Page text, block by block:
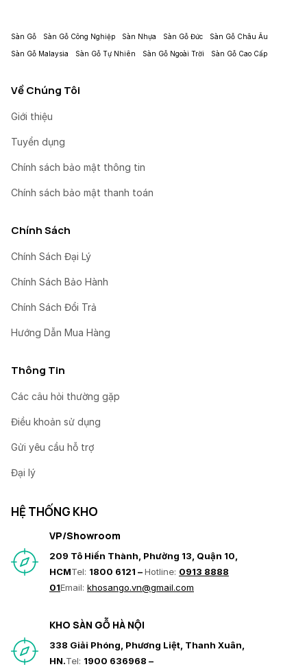
Sàn Gỗ Sàn Gỗ Công Nghiệp Sàn Nhựa Sàn Gỗ Đức Sàn Gỗ Châu Âu
Sàn Gỗ Malaysia Sàn Gỗ Tự Nhiên Sàn Gỗ Ngoài Trời Sàn Gỗ Cao Cấp
Về Chúng Tôi
Giới thiệu
Tuyển dụng
Chính sách bảo mật thông tin
Chính sách bảo mật thanh toán
Chính Sách
Chính Sách Đại Lý
Chính Sách Bảo Hành
Chính Sách Đổi Trả
Hướng Dẫn Mua Hàng
Thông Tin
Các câu hỏi thường gặp
Điều khoản sử dụng
Gửi yêu cầu hỗ trợ
Đại lý
HỆ THỐNG KHO
VP/Showroom
209 Tô Hiến Thành, Phường 13, Quận 10,
HCMTel: 1800 6121 –Hotline: 0913 8888
01Email: khosango.vn@gmail.com
KHO SÀN GỖ HÀ NỘI
338 Giải Phóng, Phương Liệt, Thanh Xuân,
HN.Tel: 1900 636968 –